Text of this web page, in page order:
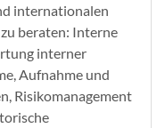
internationalen
beraten: Interne
interner
Aufnahme und
Risikomanagement